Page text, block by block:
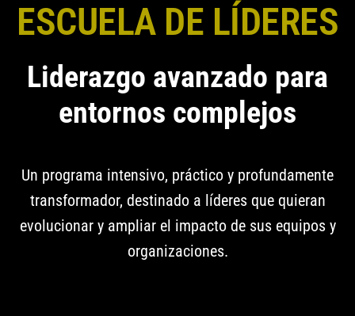
ESCUELA DE LÍDERES
Liderazgo avanzado para
entornos complejos
Un programa intensivo, práctico y profundamente
transformador, destinado a líderes que quieran
evolucionar y ampliar el impacto de sus equipos y
organizaciones.